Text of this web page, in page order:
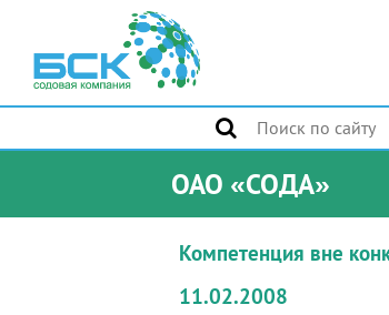
ОАО «СОДА»
Компетенция вне
11.02.2008